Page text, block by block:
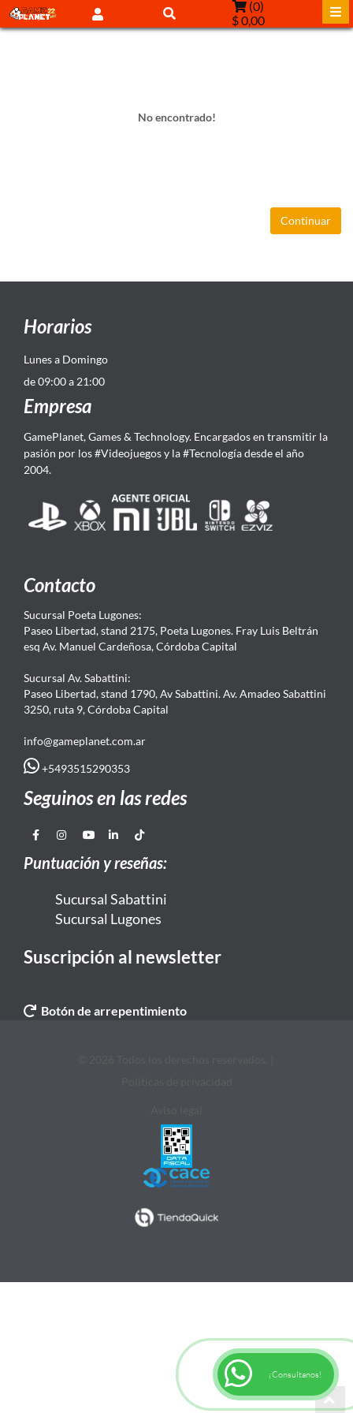
(0)
$ 0,00
No encontrado!
Continuar
Horarios
Lunes a Domingo
de 09:00 a 21:00
Empresa
GamePlanet, Games & Technology. Encargados en transmitir la
pasión por los #Videojuegos y la #Tecnología desde el año
2004.
Contacto
Sucursal Poeta Lugones:
Paseo Libertad, stand 2175, Poeta Lugones. Fray Luis Beltrán
esq Av. Manuel Cardeñosa, Córdoba Capital
Sucursal Av. Sabattini:
Paseo Libertad, stand 1790, Av Sabattini. Av. Amadeo Sabattini
3250, ruta 9, Córdoba Capital
info@gameplanet.com.ar
+5493515290353
Seguinos en las redes
Puntuación y reseñas:
Sucursal Sabattini
Sucursal Lugones
Suscripción al newsletter
Botón de arrepentimiento
¡Consultanos!